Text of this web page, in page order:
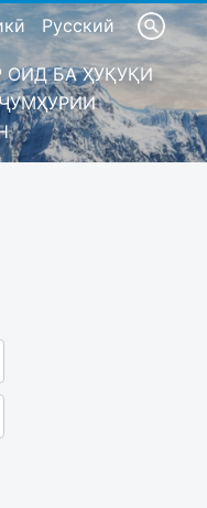
Русский
ОИД БА ҲУҚУҚИ